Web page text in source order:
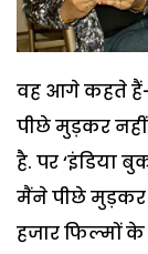
वह आगे कहते हैं-
पीछे मुड़कर
है. पर ‘इंडिया
मैंने पीछे मुड़कर
हजार फिल्मों